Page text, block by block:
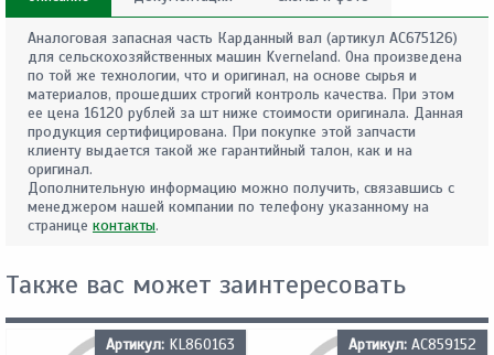
Аналоговая запасная часть Карданный вал (артикул AC675126)
для сельскохозяйственных машин Kverneland. Она произведена
по той же технологии, что и оригинал, на основе сырья и
материалов, прошедших строгий контроль качества. При этом
ее цена 16120 рублей за шт ниже стоимости оригинала. Данная
продукция сертифицирована. При покупке этой запчасти
клиенту выдается такой же гарантийный талон, как и на
оригинал.
Дополнительную информацию можно получить, связавшись с
менеджером нашей компании по телефону указанному на
странице контакты.
Также вас может заинтересовать
Артикул: KL860163 Артикул: AC859152